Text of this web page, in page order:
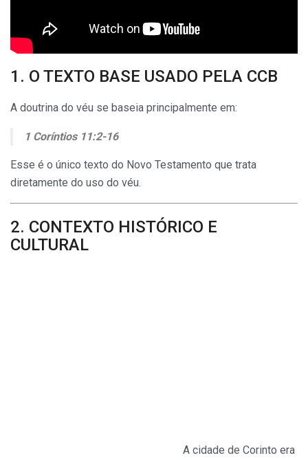
1. O TEXTO BASE USADO PELA CCB
A doutrina do véu se baseia principalmente em:
1 Coríntios 11:2-16
Esse é o único texto do Novo Testamento que trata
diretamente do uso do véu.
2. CONTEXTO HISTÓRICO E
CULTURAL
A cidade de Corinto era